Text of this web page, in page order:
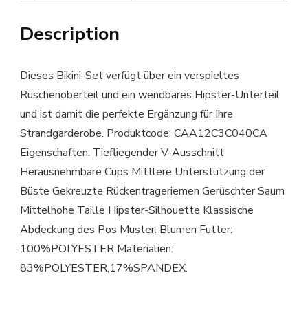
Description
Dieses Bikini-Set verfügt über ein verspieltes
Rüschenoberteil und ein wendbares Hipster-Unterteil
und ist damit die perfekte Ergänzung für Ihre
Strandgarderobe. Produktcode: CAA12C3C040CA
Eigenschaften: Tiefliegender V-Ausschnitt
Herausnehmbare Cups Mittlere Unterstützung der
Büste Gekreuzte Rückentrageriemen Gerüschter Saum
Mittelhohe Taille Hipster-Silhouette Klassische
Abdeckung des Pos Muster: Blumen Futter:
100%POLYESTER Materialien:
83%POLYESTER,17%SPANDEX.